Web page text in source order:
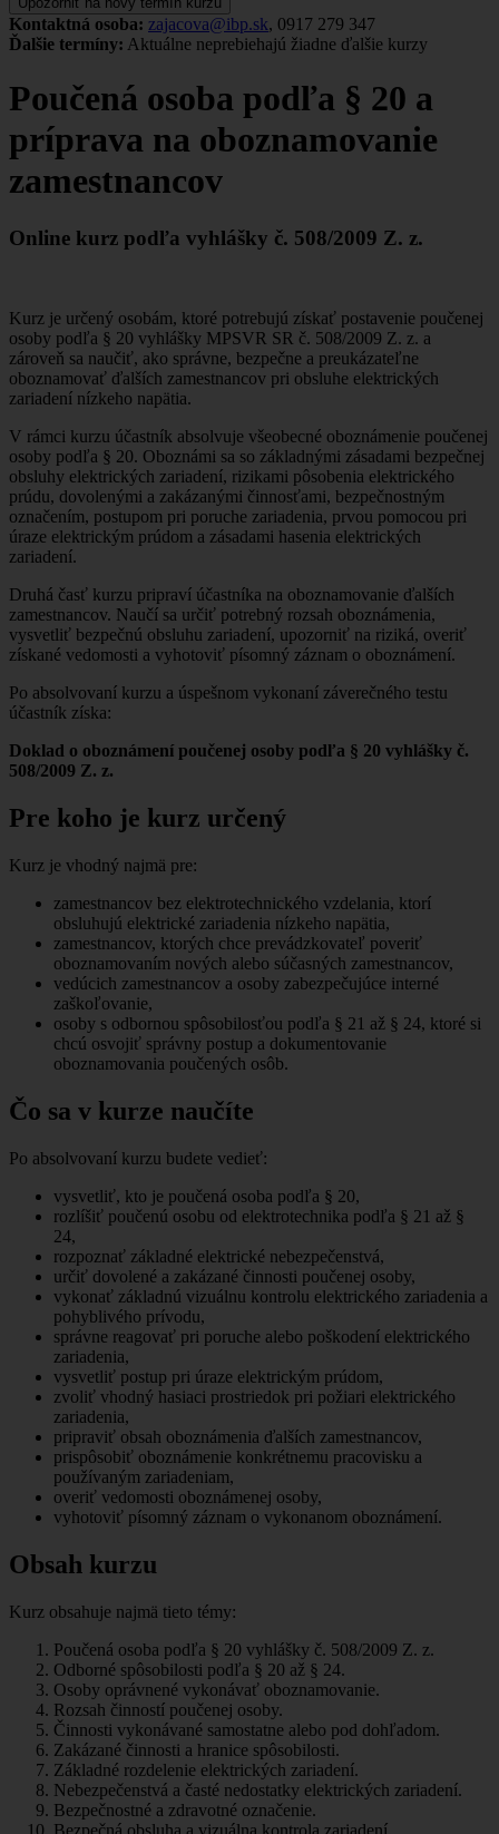
Kontaktná osoba: zajacova@ibp.sk, 0917 279 347
Ďalšie termíny: Aktuálne neprebiehajú žiadne ďalšie kurzy
Poučená osoba podľa § 20 a
príprava na oboznamovanie
zamestnancov
Online kurz podľa vyhlášky č. 508/2009 Z. z.
Kurz je určený osobám, ktoré potrebujú získať postavenie poučenej
osoby podľa § 20 vyhlášky MPSVR SR č. 508/2009 Z. z. a
zároveň sa naučiť, ako správne, bezpečne a preukázateľne
oboznamovať ďalších zamestnancov pri obsluhe elektrických
zariadení nízkeho napätia.
V rámci kurzu účastník absolvuje všeobecné oboznámenie poučenej
osoby podľa § 20. Oboznámi sa so základnými zásadami bezpečnej
obsluhy elektrických zariadení, rizikami pôsobenia elektrického
prúdu, dovolenými a zakázanými činnosťami, bezpečnostným
označením, postupom pri poruche zariadenia, prvou pomocou pri
úraze elektrickým prúdom a zásadami hasenia elektrických
zariadení.
Druhá časť kurzu pripraví účastníka na oboznamovanie ďalších
zamestnancov. Naučí sa určiť potrebný rozsah oboznámenia,
vysvetliť bezpečnú obsluhu zariadení, upozorniť na riziká, overiť
získané vedomosti a vyhotoviť písomný záznam o oboznámení.
Po absolvovaní kurzu a úspešnom vykonaní záverečného testu
účastník získa:
Doklad o oboznámení poučenej osoby podľa § 20 vyhlášky č.
508/2009 Z. z.
Pre koho je kurz určený
Kurz je vhodný najmä pre:
zamestnancov bez elektrotechnického vzdelania, ktorí
obsluhujú elektrické zariadenia nízkeho napätia,
zamestnancov, ktorých chce prevádzkovateľ poveriť
oboznamovaním nových alebo súčasných zamestnancov,
vedúcich zamestnancov a osoby zabezpečujúce interné
zaškoľovanie,
osoby s odbornou spôsobilosťou podľa § 21 až § 24, ktoré si
chcú osvojiť správny postup a dokumentovanie
oboznamovania poučených osôb.
Čo sa v kurze naučíte
Po absolvovaní kurzu budete vedieť:
vysvetliť, kto je poučená osoba podľa § 20,
rozlíšiť poučenú osobu od elektrotechnika podľa § 21 až §
24,
rozpoznať základné elektrické nebezpečenstvá,
určiť dovolené a zakázané činnosti poučenej osoby,
vykonať základnú vizuálnu kontrolu elektrického zariadenia a
pohyblivého prívodu,
správne reagovať pri poruche alebo poškodení elektrického
zariadenia,
vysvetliť postup pri úraze elektrickým prúdom,
zvoliť vhodný hasiaci prostriedok pri požiari elektrického
zariadenia,
pripraviť obsah oboznámenia ďalších zamestnancov,
prispôsobiť oboznámenie konkrétnemu pracovisku a
používaným zariadeniam,
overiť vedomosti oboznámenej osoby,
vyhotoviť písomný záznam o vykonanom oboznámení.
Obsah kurzu
Kurz obsahuje najmä tieto témy:
Poučená osoba podľa § 20 vyhlášky č. 508/2009 Z. z.
Odborné spôsobilosti podľa § 20 až § 24.
Osoby oprávnené vykonávať oboznamovanie.
Rozsah činností poučenej osoby.
Činnosti vykonávané samostatne alebo pod dohľadom.
Zakázané činnosti a hranice spôsobilosti.
Základné rozdelenie elektrických zariadení.
Nebezpečenstvá a časté nedostatky elektrických zariadení.
Bezpečnostné a zdravotné označenie.
Bezpečná obsluha a vizuálna kontrola zariadení.